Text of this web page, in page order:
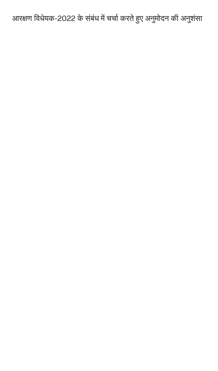
आरक्षण विधेयक-2022 के संबंध में चर्चा करते हुए अनुमोदन की अनुशंसा